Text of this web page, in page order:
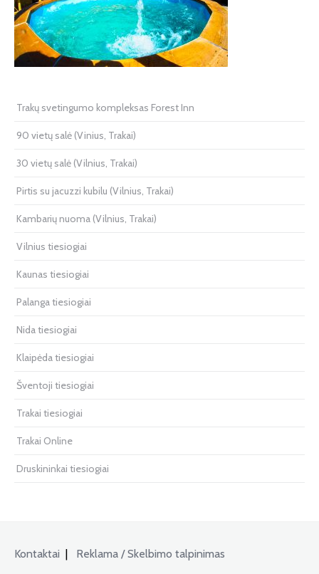
Trakų svetingumo kompleksas Forest Inn
90 vietų salė (Vinius, Trakai)
30 vietų salė (Vilnius, Trakai)
Pirtis su jacuzzi kubilu (Vilnius, Trakai)
Kambarių nuoma (Vilnius, Trakai)
Vilnius tiesiogiai
Kaunas tiesiogiai
Palanga tiesiogiai
Nida tiesiogiai
Klaipėda tiesiogiai
Šventoji tiesiogiai
Trakai tiesiogiai
Trakai Online
Druskininkai tiesiogiai
Kontaktai | Reklama / Skelbimo talpinimas